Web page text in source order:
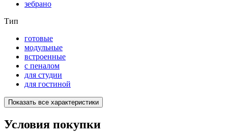
зебрано
Тип
готовые
модульные
встроенные
с пеналом
для студии
для гостиной
Показать все характеристики
Условия покупки